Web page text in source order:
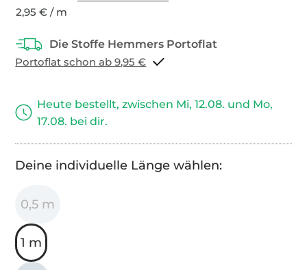
2,95 € / m
Portoflat schon ab 9,95 €
Heute bestellt, zwischen Mi, 12.08. und Mo,
17.08. bei dir.
Deine individuelle Länge wählen:
0,5 m
1 m